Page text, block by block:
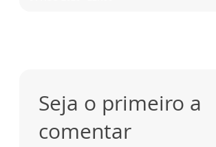
Seja o primeiro a
comentar